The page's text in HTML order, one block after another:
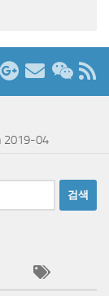
2019-04